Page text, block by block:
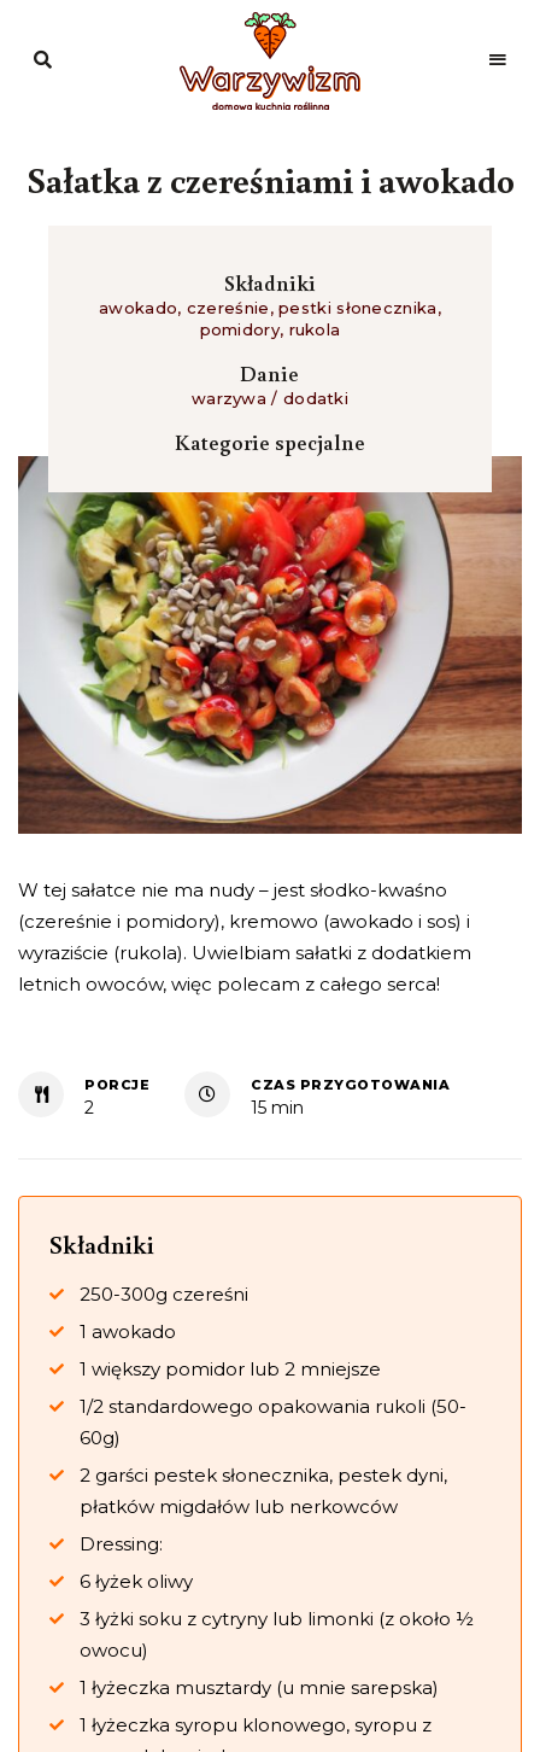
Domowa
Sałatka z czereśniami i awokado
Składniki
awokado, czereśnie,pestki słonecznika,
pomidory, rukola
Danie
warzywa / dodatki
Kategorie specjalne
W tej sałatce nie ma nudy – jest słodko-kwaśno
(czereśnie i pomidory), kremowo (awokado i sos) i
wyraziście (rukola). Uwielbiam sałatki z dodatkiem
letnich owoców, więc polecam z całego serca!
PORCJE
2
CZAS PRZYGOTOWANIA
15 min
Składniki
250-300g czereśni
1 awokado
1 większy pomidor lub 2 mniejsze
1/2 standardowego opakowania rukoli (50-
60g)
2 garści pestek słonecznika, pestek dyni,
płatków migdałów lub nerkowców
Dressing:
6 łyżek oliwy
3 łyżki soku z cytryny lub limonki (z około ½
owocu)
1 łyżeczka musztardy (u mnie sarepska)
1 łyżeczka syropu klonowego, syropu z